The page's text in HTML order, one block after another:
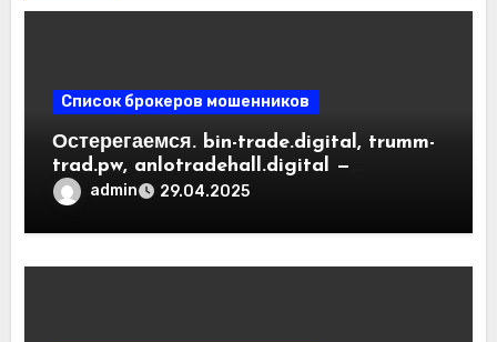
Список брокеров мошенников
Остерегаемся. bin-trade.digital, trumm-
trad.pw, anlotradehall.digital —
разоблачение фальшивых
Отзывы пользователей
admin 29.04.2025